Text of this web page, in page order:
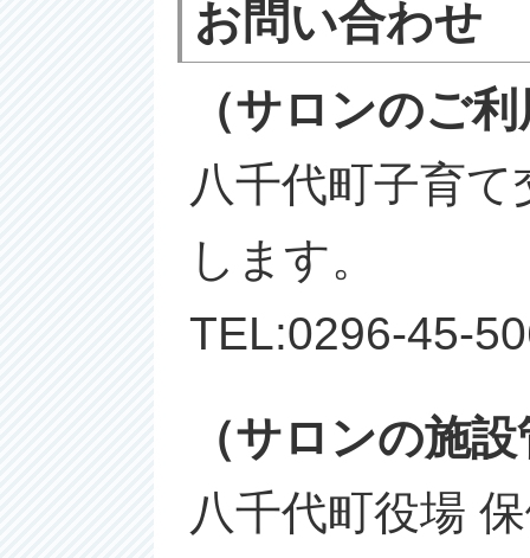
お問い合わせ
（サロンのご
八千代町子育
します。
TEL:0296-45-
（サロンの施
八千代町役場